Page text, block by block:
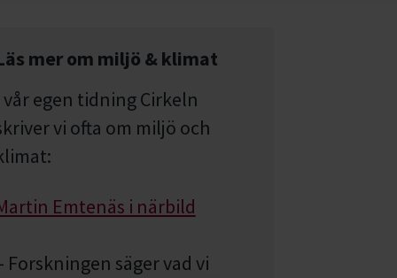
mer om miljö & klimat
vår egen tidning Cirkeln
vi ofta om miljö och
Emtenäs i närbild
Forskningen säger vad vi